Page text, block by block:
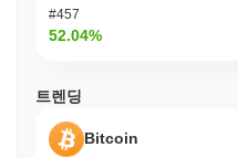
가능성에 기여합니다.
러시안 블루 고양이는
성을 유지하는 역할을 하는
메커니즘을 사용합니다. 이
이킹할 수 있게 하여 네트워
#457
52.04%
트렌딩
Bitcoin